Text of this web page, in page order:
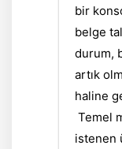
bir
belge
durum,
artık
haline
Temel
istenen